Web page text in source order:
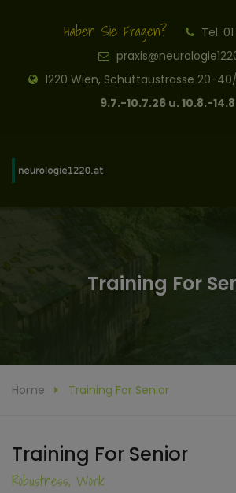
Haben Sie Fragen?
Tel.
1220 Wien, Schüttaustrasse 20-
9.7.-10.7.26 u. 10.8.-
Training For
Home Training For Senior
Training For Senior
Robustness, Work